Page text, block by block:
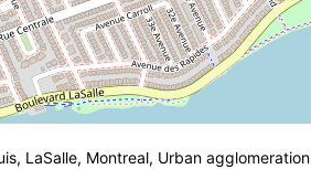
LaSalle, Montreal, Urban